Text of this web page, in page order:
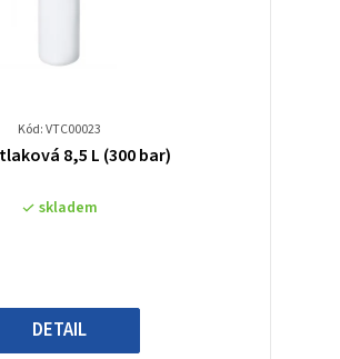
Kód: VTC00023
Průměrné
produktu
hvězdiček.
8,5 L (300 bar)
skladem
DETAIL